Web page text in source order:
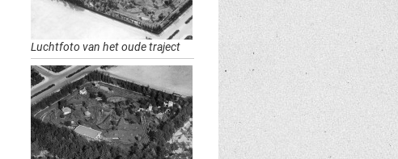
Luchtfoto van het oude traject